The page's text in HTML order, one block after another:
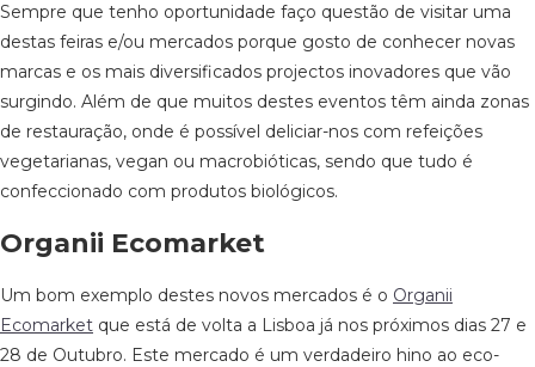
Sempre que tenho oportunidade faço questão de visitar uma
destas feiras e/ou mercados porque gosto de conhecer novas
marcas e os mais diversificados projectos inovadores que vão
surgindo. Além de que muitos destes eventos têm ainda zonas
de restauração, onde é possível deliciar-nos com refeições
vegetarianas, vegan ou macrobióticas, sendo que tudo é
confeccionado com produtos biológicos.
Organii Ecomarket
Um bom exemplo destes novos mercados é o Organii
Ecomarket que está de volta a Lisboa já nos próximos dias 27 e
28 de Outubro. Este mercado é um verdadeiro hino ao eco-